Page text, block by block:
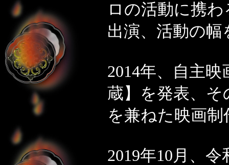
ロの活動に携
出演、活動の幅
2014年、自主
蔵】を発表、そ
を兼ねた映画
2019年10月、